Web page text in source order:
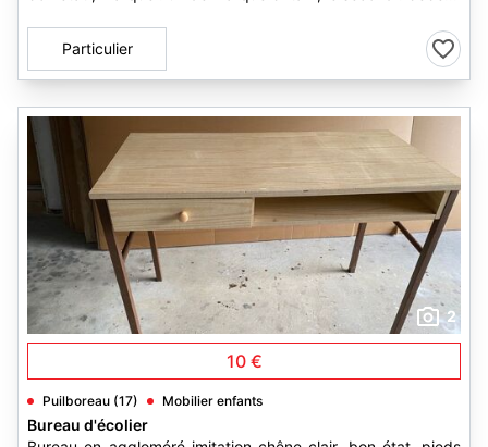
Particulier
2
10 €
Puilboreau (17) Mobilier enfants
Bureau d'écolier